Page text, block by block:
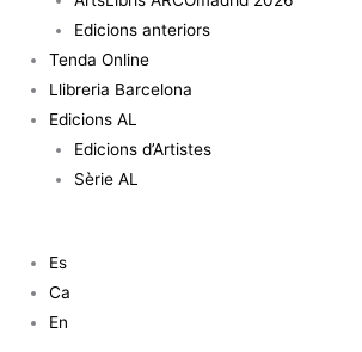
Edicions anteriors
Tenda Online
Llibreria Barcelona
Edicions AL
Edicions d’Artistes
Sèrie AL
Es
Ca
En